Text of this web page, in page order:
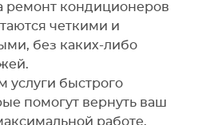
ремонт кондиционеров
четкими и
без каких-либо
услуги быстрого
помогут вернуть ваш
работе.